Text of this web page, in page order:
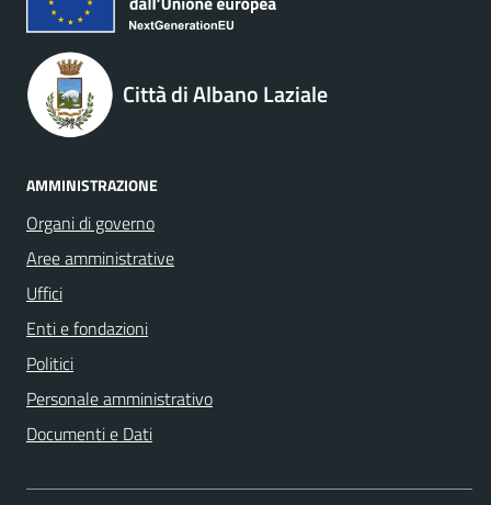
Città di Albano Laziale
AMMINISTRAZIONE
Organi di governo
Aree amministrative
Uffici
Enti e fondazioni
Politici
Personale amministrativo
Documenti e Dati